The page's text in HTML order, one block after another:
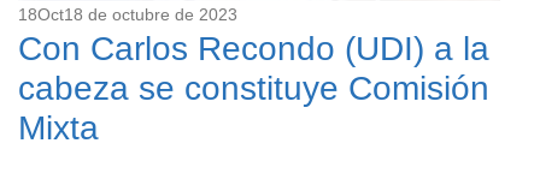
18Oct18 de octubre de 2023
Con Carlos Recondo (UDI) a la
cabeza se constituye Comisión
Mixta